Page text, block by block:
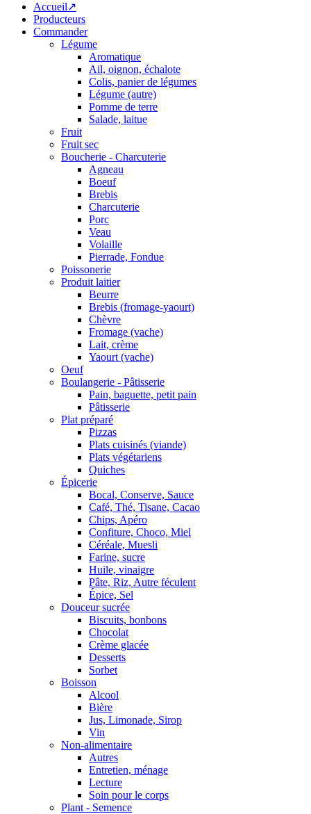
Accueil↗
Producteurs
Commander
Légume
Aromatique
Ail, oignon, échalote
Colis, panier de légumes
Légume (autre)
Pomme de terre
Salade, laitue
Fruit
Fruit sec
Boucherie - Charcuterie
Agneau
Boeuf
Brebis
Charcuterie
Porc
Veau
Volaille
Pierrade, Fondue
Poissonerie
Produit laitier
Beurre
Brebis (fromage-yaourt)
Chèvre
Fromage (vache)
Lait, crème
Yaourt (vache)
Oeuf
Boulangerie - Pâtisserie
Pain, baguette, petit pain
Pâtisserie
Plat préparé
Pizzas
Plats cuisinés (viande)
Plats végétariens
Quiches
Épicerie
Bocal, Conserve, Sauce
Café, Thé, Tisane, Cacao
Chips, Apéro
Confiture, Choco, Miel
Céréale, Muesli
Farine, sucre
Huile, vinaigre
Pâte, Riz, Autre féculent
Épice, Sel
Douceur sucrée
Biscuits, bonbons
Chocolat
Crème glacée
Desserts
Sorbet
Boisson
Alcool
Bière
Jus, Limonade, Sirop
Vin
Non-alimentaire
Autres
Entretien, ménage
Lecture
Soin pour le corps
Plant - Semence